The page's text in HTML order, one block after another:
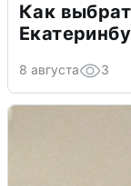
Как
8 августа 3